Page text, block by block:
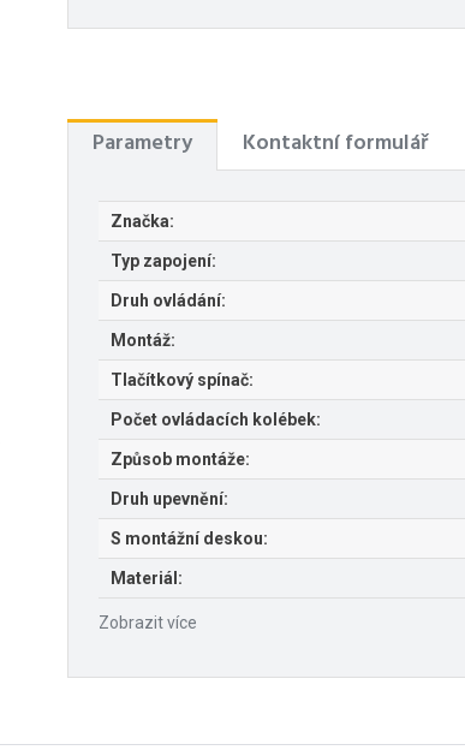
Parametry Kontaktní formulář
Značka:
Typ zapojení:
Druh ovládání:
Montáž:
Tlačítkový spínač:
Počet ovládacích kolébek:
Způsob montáže:
Druh upevnění:
S montážní deskou:
Materiál:
Zobrazit více